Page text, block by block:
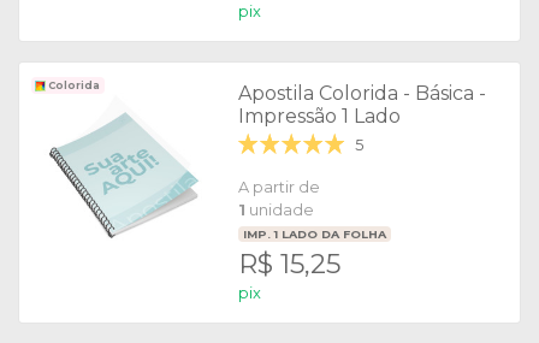
pix
Colorida
Apostila Colorida - Básica -
Impressão 1 Lado
5
A partir de
1 unidade
IMP.1 LADO DA FOLHA
R$ 15,25
pix